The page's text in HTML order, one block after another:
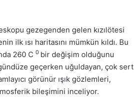
gezegenden gelen kızılötesi
ilk ısı haritasını mümkün kıldı. Bu
260 C 0 bir değişim olduğunu
geçerken uğuldayan, çok sert
görünür ışık gözlemleri,
bileşimini inceliyor.